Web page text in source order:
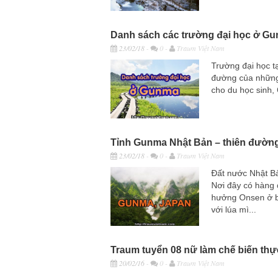
Danh sách các trường đại học ở
23/02/18 - 0 -
Traum Việt Nam
Trường đại học
đường của
cho du học sinh,
Tỉnh Gunma Nhật Bản – thiên
23/02/18 - 0 -
Traum Việt Nam
Đất nước Nhật
Nơi đây có hàng
hưởng Onsen ở
với lúa mì...
Traum tuyển 08 nữ làm chế biến
20/02/16 - 0 -
Traum Việt Nam